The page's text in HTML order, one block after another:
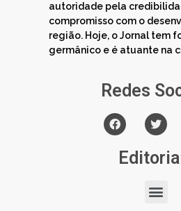
autoridade pela
compromisso com o
região. Hoje, o Jornal tem
germânico e é atuante na
Redes